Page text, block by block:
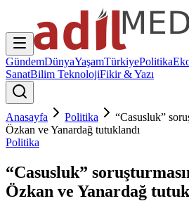
GündemDünyaYaşamTürkiyePolitika
SanatBilim TeknolojiFikir & Yazı
Anasayfa Politika
“Casusluk”
Özkan ve Yanardağ tutuklandı
Politika
“Casusluk”
Özkan ve Yanardağ